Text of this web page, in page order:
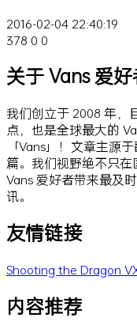
2016-02-04 22:40:19
378 0 0
关于 Vans 爱
我们创立于 2008 年，
点，也是全球最大的
「Vans」！文章主源
篇。我们视野绝不只
Vans 爱好者带来最及
讯。
友情链接
Shooting the Dragon
内容推荐